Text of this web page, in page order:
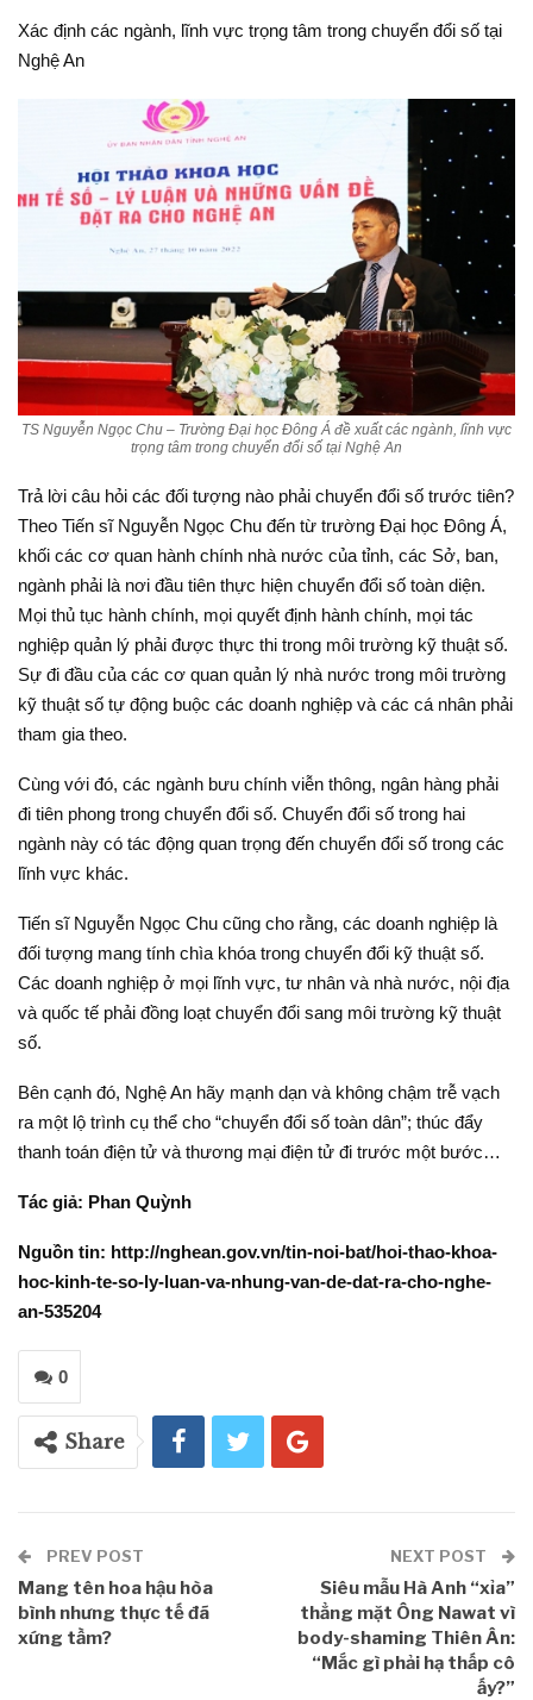
Xác định các ngành, lĩnh vực trọng tâm trong chuyển đổi số tại
Nghệ An
TS Nguyễn Ngọc Chu – Trường Đại học Đông Á đề xuất các ngành, lĩnh vực
trọng tâm trong chuyển đổi số tại Nghệ An
Trả lời câu hỏi các đối tượng nào phải chuyển đổi số trước tiên?
Theo Tiến sĩ Nguyễn Ngọc Chu đến từ trường Đại học Đông Á,
khối các cơ quan hành chính nhà nước của tỉnh, các Sở, ban,
ngành phải là nơi đầu tiên thực hiện chuyển đổi số toàn diện.
Mọi thủ tục hành chính, mọi quyết định hành chính, mọi tác
nghiệp quản lý phải được thực thi trong môi trường kỹ thuật số.
Sự đi đầu của các cơ quan quản lý nhà nước trong môi trường
kỹ thuật số tự động buộc các doanh nghiệp và các cá nhân phải
tham gia theo.
Cùng với đó, các ngành bưu chính viễn thông, ngân hàng phải
đi tiên phong trong chuyển đổi số. Chuyển đổi số trong hai
ngành này có tác động quan trọng đến chuyển đổi số trong các
lĩnh vực khác.
Tiến sĩ Nguyễn Ngọc Chu cũng cho rằng, các doanh nghiệp là
đối tượng mang tính chìa khóa trong chuyển đổi kỹ thuật số.
Các doanh nghiệp ở mọi lĩnh vực, tư nhân và nhà nước, nội địa
và quốc tế phải đồng loạt chuyển đổi sang môi trường kỹ thuật
số.
Bên cạnh đó, Nghệ An hãy mạnh dạn và không chậm trễ vạch
ra một lộ trình cụ thể cho “chuyển đổi số toàn dân”; thúc đẩy
thanh toán điện tử và thương mại điện tử đi trước một bước…
Tác giả: Phan Quỳnh
Nguồn tin: http://nghean.gov.vn/tin-noi-bat/hoi-thao-khoa-
hoc-kinh-te-so-ly-luan-va-nhung-van-de-dat-ra-cho-nghe-
an-535204
0
Share
PREV POST
Mang tên hoa hậu hòa
bình nhưng thực tế đã
xứng tầm?
NEXT POST
Siêu mẫu Hà Anh “xỉa”
thẳng mặt Ông Nawat vì
body-shaming Thiên Ân:
“Mắc gì phải hạ thấp cô
ấy?”